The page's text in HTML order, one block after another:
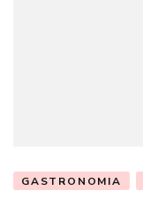
GASTRONOMIA